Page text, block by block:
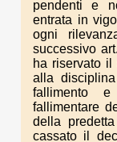
pendenti e
entrata in
ogni
successivo
ha riservato il
alla
fallimento
fallimentare
della
cassato il